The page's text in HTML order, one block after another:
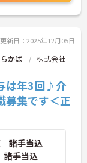
更新日：2025年12月05日
かば
株式会社
は年3回♪介
募集です＜正
諸手当込
手当込